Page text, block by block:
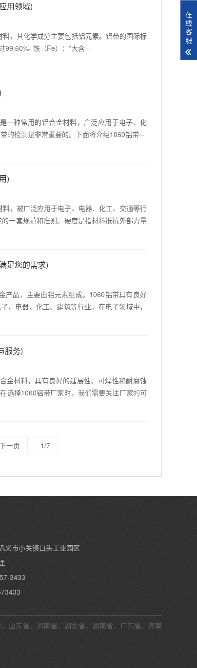
用领域)
，其化学成分主要包括铝元素。铝带的国际标
铁（Fe）：*大含···
一种常用的铝合金材料，广泛应用于电子、化
检测是非常重要的。下面将介绍1060铝带···
)
，被广泛应用于电子、电器、化工、交通等行
一套规范和准则。硬度是指材料抵抗外部力量
足您的需求)
产品，主要由铝元素组成。1060铝带具有良好
、电器、化工、建筑等行业。在电子领域中，
服务)
金材料，具有良好的延展性、可焊性和耐腐蚀
选择1060铝带厂家时，我们需要关注厂家的可
下一页 1/7
义市小关镇口头工业园区
3433
山东省、河南省、湖北省、湖南省、广东省、海南
在
线
客
服